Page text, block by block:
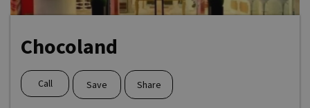
Chocoland
Call Save Share